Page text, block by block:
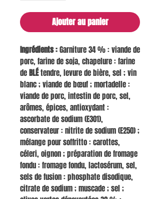
Ajouter au panier
Ingrédients :Garniture 34 % : viande de
porc, farine de soja, chapelure : farine
deBLÉtendre, levure de bière, sel ; vin
blanc ; viande de bœuf ; mortadelle :
viande de porc, intestin de porc, sel,
arômes, épices, antioxydant :
ascorbate de sodium (E301),
conservateur : nitrite de sodium (E250) ;
mélange pour soffritto : carottes,
céleri, oignon ; préparation de fromage
fondu : fromage fondu, lactosérum, sel,
sels de fusion : phosphate disodique,
citrate de sodium ; muscade ; sel ;